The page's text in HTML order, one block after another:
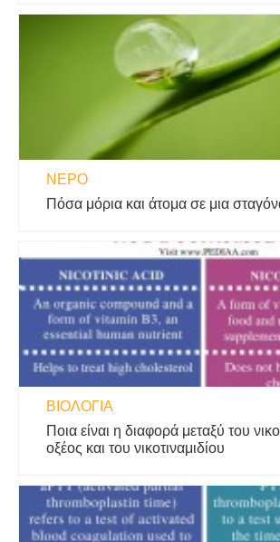
ΝΕΡΌ
Πόσα μόρια και άτομα σε μια
ΒΙΟΛΟΓΊΑ
Ποια είναι η διαφορά μεταξύ του
οξέος και του νικοτιναμιδίου